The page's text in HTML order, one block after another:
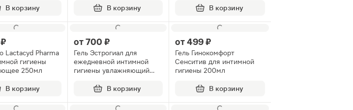
линия
В корзину
В корзину
В корзину
Lactacyd Pharma
гигиены
250мл
В корзину
от700 ₽
Гель Эстрогиал для
ежедневной интимной
гигиены увлажняющий
В корзину
от499 ₽
Гель Гинокомфорт
Сенситив для интимной
гигиены 200мл
В корзину